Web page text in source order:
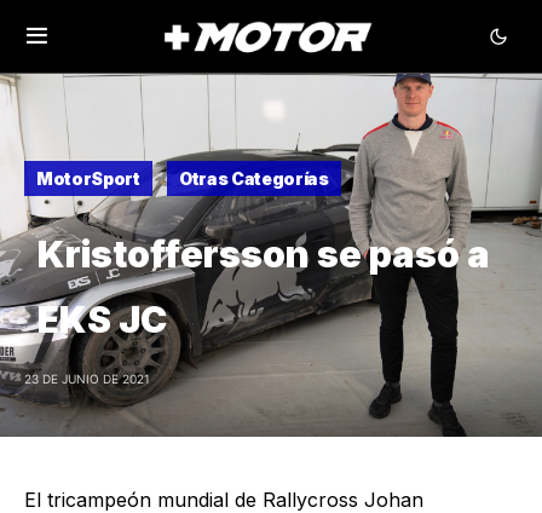
MotorSport Otras Categorías
Kristoffersson se pasó a
EKS JC
23 DE JUNIO DE 2021
El tricampeón mundial de Rallycross Johan